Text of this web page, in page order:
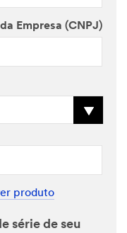
Empresa (CNPJ)
produto
série de seu